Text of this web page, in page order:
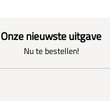
Onze nieuwste uitgave
Nu te bestellen!